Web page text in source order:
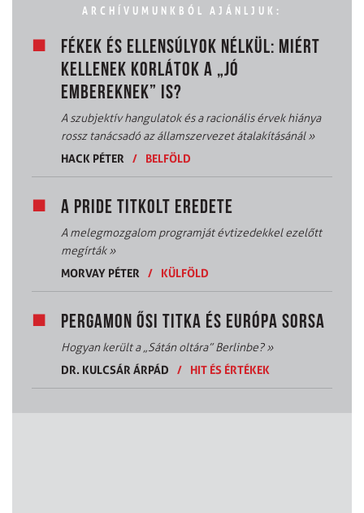
ARCHÍVUMUNKBÓL AJÁNLJUK:
FÉKEK ÉS ELLENSÚLYOK NÉLKÜL: MIÉRT
KELLENEK KORLÁTOK A „JÓ
EMBEREKNEK” IS?
A szubjektív hangulatok és a racionális érvek hiánya
rossz tanácsadó az államszervezet átalakításánál»
HACK PÉTER
/ BELFÖLD
A PRIDE TITKOLT EREDETE
A melegmozgalom programját évtizedekkel ezelőtt
megírták»
MORVAY PÉTER
/ KÜLFÖLD
PERGAMON ŐSI TITKA ÉS EURÓPA SORSA
Hogyan került a „Sátán oltára” Berlinbe?»
DR. KULCSÁR ÁRPÁD
/ HIT ÉS ÉRTÉKEK